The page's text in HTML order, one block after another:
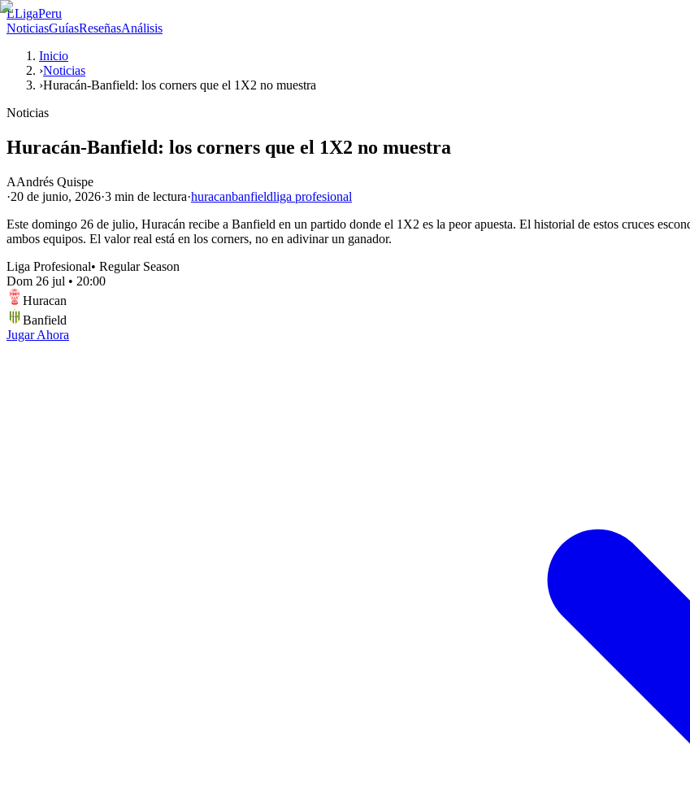
LLigaPeru
NoticiasGuíasReseñasAnálisis
Inicio
›Noticias
›Huracán-Banfield: los corners que el 1X2 no muestra
Noticias
Huracán-Banfield: los corners que el 1X2 no muestra
AAndrés Quispe
·20 de junio, 2026·3 min de lectura·huracanbanfieldliga profesional
Este domingo 26 de julio, Huracán recibe a Banfield en un partido donde el 1X2 es la peor apuesta. El historial de estos cruces
ambos equipos. El valor real está en los corners, no en adivinar un ganador.
Liga Profesional• Regular Season
Dom 26 jul • 20:00
Huracan
Banfield
Jugar Ahora